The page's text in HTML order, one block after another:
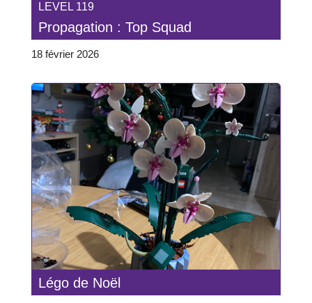
LEVEL 119
Propagation : Top Squad
18 février 2026
Légo de Noël